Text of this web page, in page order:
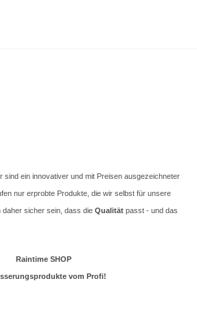
sind ein innovativer und mit Preisen ausgezeichneter
nur erprobte Produkte, die wir selbst für unsere
daher sicher sein, dass die Qualität passt - und das
Raintime SHOP
vom Profi!